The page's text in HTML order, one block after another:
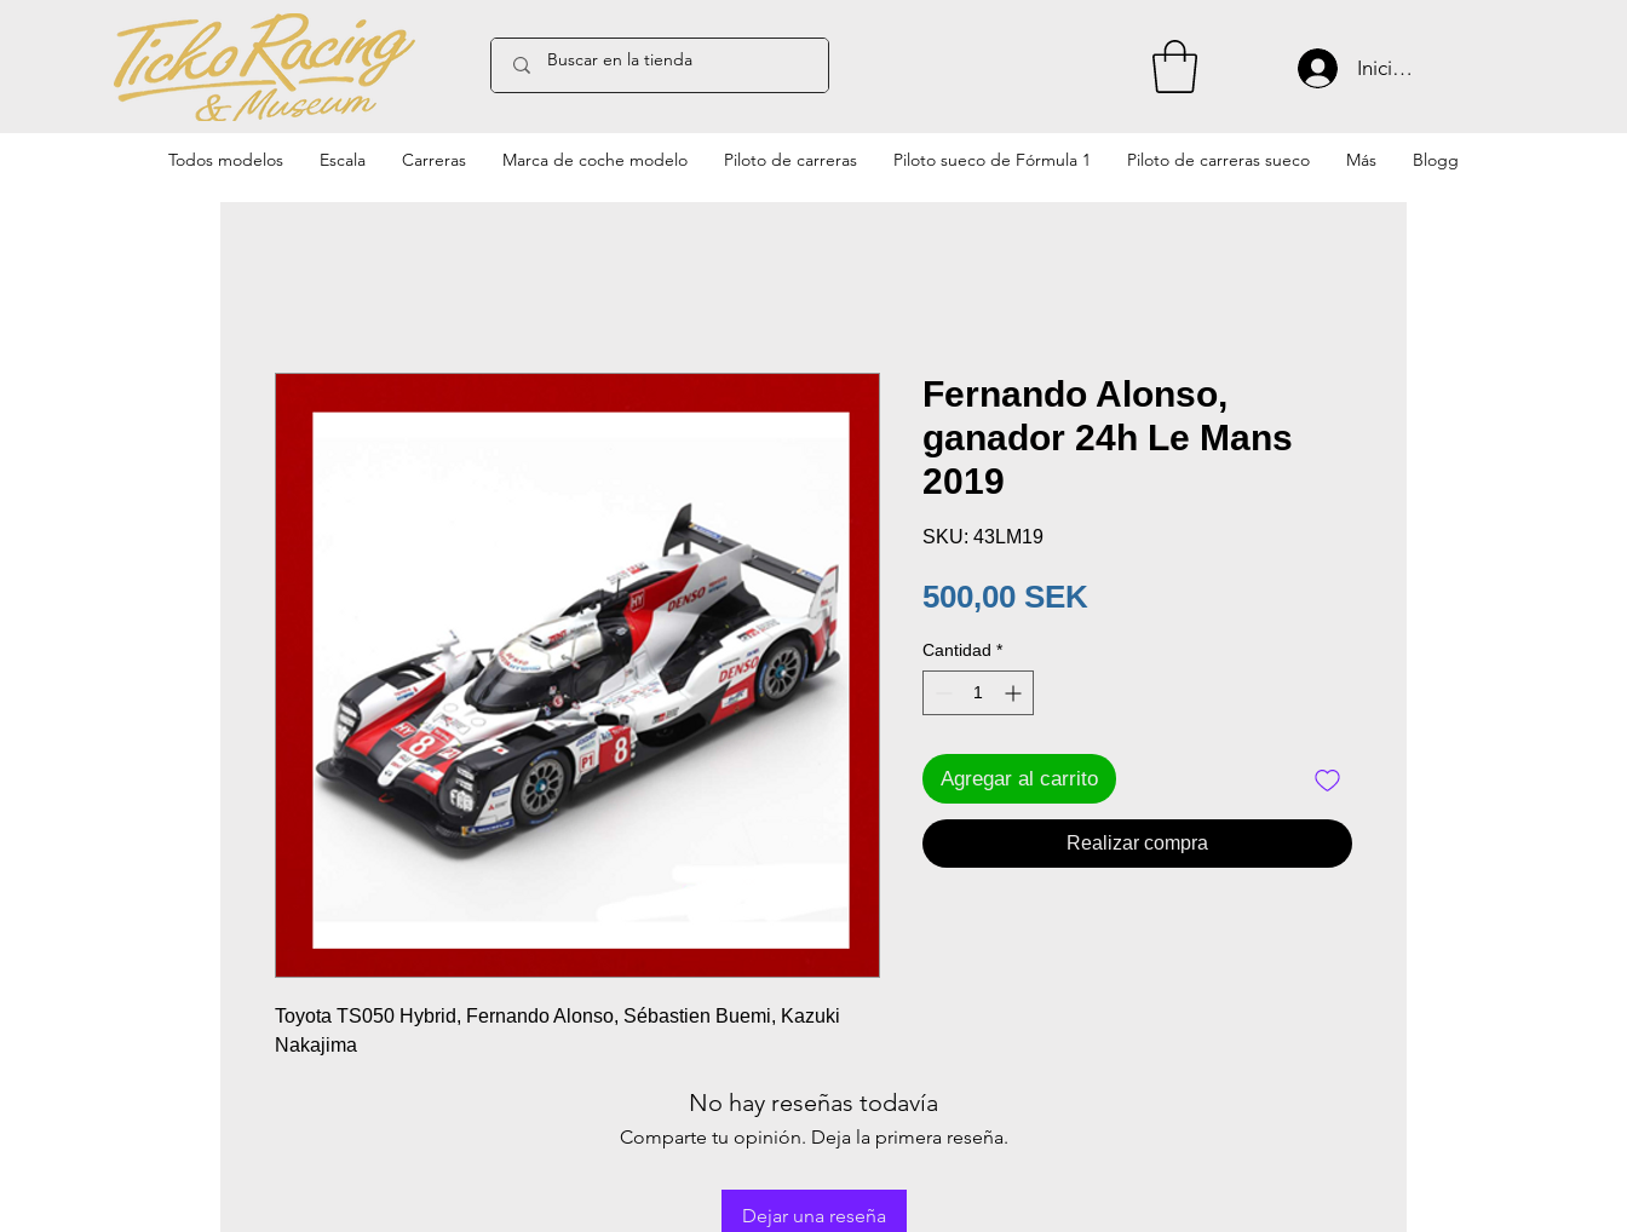
Iniciar sesión
Todos modelos Escala Carreras Marca de coche modelo Piloto de carreras Piloto sueco de Fórmula 1 Piloto de carreras sueco Más Blogg
Toyota TS050 Hybrid, Fernando Alonso, Sébastien Buemi, Kazuki
Nakajima
Fernando Alonso,
ganador 24h Le Mans
2019
SKU: 43LM19
500,00 SEK
Cantidad *
Agregar al carrito
Realizar compra
No hay reseñas todavía
Comparte tu opinión. Deja la primera reseña.
Dejar una reseña